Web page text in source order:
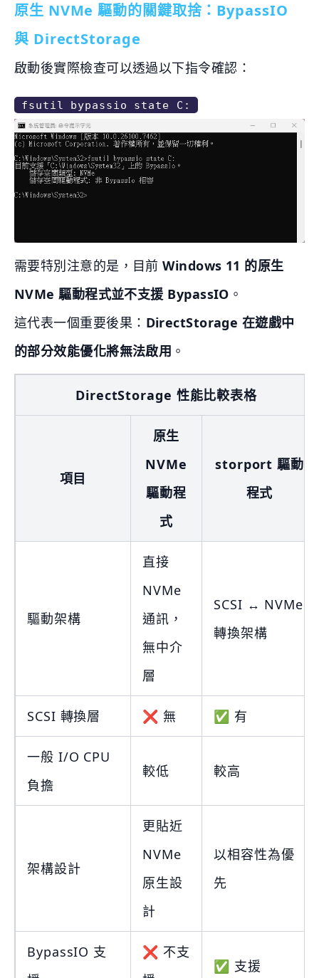
原生 NVMe 驅動的關鍵取捨：BypassIO
與 DirectStorage
啟動後實際檢查可以透過以下指令確認：
fsutil bypassio state C:
需要特別注意的是，目前Windows 11 的原生
NVMe 驅動程式並不支援 BypassIO 。
這代表一個重要後果： DirectStorage 在遊戲中
的部分效能優化將無法啟用 。
DirectStorage 性能比較表格
項目
原生
NVMe
驅動程
式
storport 驅動
程式
驅動架構
直接
NVMe
通訊，
無中介
層
SCSI ↔ NVMe
轉換架構
SCSI 轉換層 ❌ 無 ✅ 有
一般 I/O CPU
負擔
較低 較高
架構設計
更貼近
NVMe
原生設
計
以相容性為優
先
BypassIO 支
❌ 不支
✅ 支援